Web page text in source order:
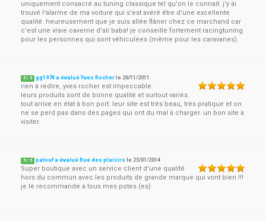
uniquement consacré au tuning classique tel qu'on le connait. j'y ai
trouvé l'alarme de ma voiture qui s'est avéré être d'une excellente
qualité. heureusement que je suis allée flâner chez ce marchand car
c'est une vraie caverne d'ali baba! je conseille fortement racingtuning
pour les personnes qui sont véhiculées (même pour les caravanes).
5 / 5 gg1974 a évalué Yves Rocher le 26/11/2011
rien à redire, yves rocher est impeccable.
leurs produits sont de bonne qualité et surtout variés.
tout arrive en état à bon port. leur site est très beau, très pratique et on
ne se perd pas dans des pages qui ont du mal à charger. un bon site à
visiter.
5 / 5 patouf a évalué Rue des plaisirs le 25/01/2014
Super boutique avec un service client d'une qualité
hors du commun avec les produits de grande marque qui vont bien !!!
je le recommande a tous mes potes (es)